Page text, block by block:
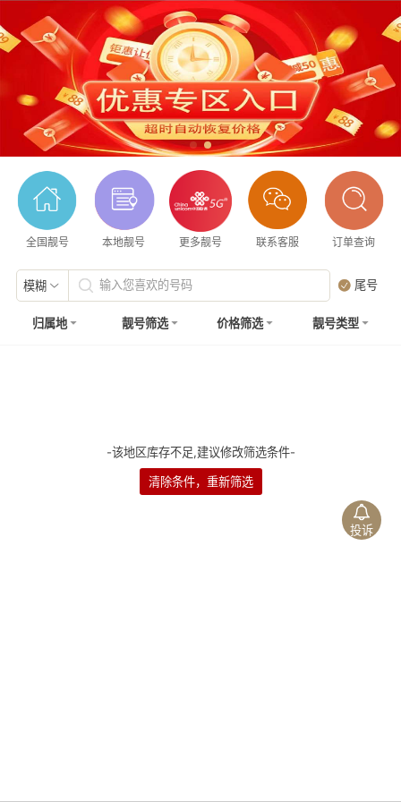
全国靓号 本地靓号 更多靓号 联系客服 订单查询
模糊 输入您喜欢的号码 尾号
归属地 靓号筛选 价格筛选 靓号类型
-该地区库存不足,建议修改筛选条件-
清除条件，重新筛选
投诉